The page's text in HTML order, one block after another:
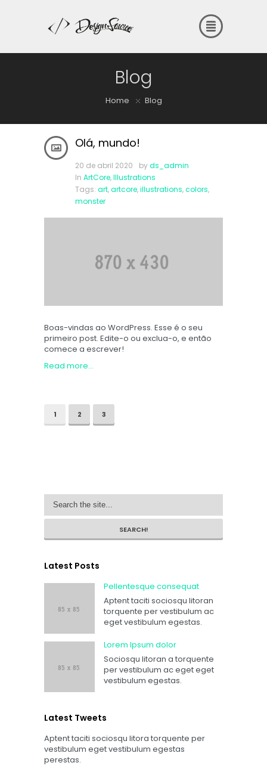
Blog
Home Blog
Olá, mundo!
20 de abril 2020 byds_admin
In ArtCore,Illustrations
Tags: art,artcore,illustrations,colors,
monster
Boas-vindas ao WordPress. Esse é o seu
primeiro post. Edite-o ou exclua-o, e então
comece a escrever!
Read more...
1 2 3
Latest Posts
Pellentesque consequat
Aptent taciti sociosqu litoran
torquente per vestibulum ac
eget vestibulum egestas.
Lorem Ipsum dolor
Sociosqu litoran a torquente
per vestibulum ac eget eget
vestibulum egestas.
Latest Tweets
Aptent taciti sociosqu litora torquente per
vestibulum eget vestibulum egestas
perestas.